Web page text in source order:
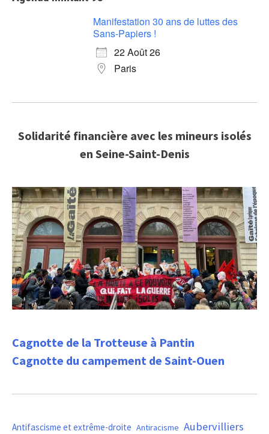
Manifestation 30 ans de luttes des
Sans-Papiers !
22 Août 26
Paris
Solidarité financière avec les mineurs isolés
en Seine-Saint-Denis
Cagnotte de la Trotteuse à Pantin
Cagnotte du campement de Saint-Ouen
Antifascisme et extrême-droite Antiracisme Aubervilliers